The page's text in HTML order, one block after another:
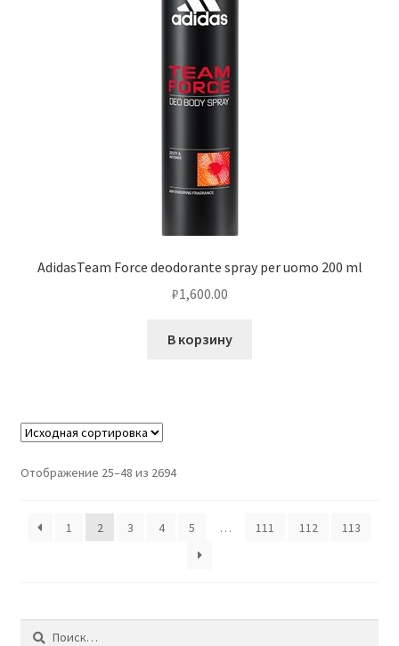
AdidasTeam Force deodorante spray per uomo 200 ml
₽1,600.00
В корзину
Отображение 25–48 из 2694
1 2 3 4 5 … 111 112 113
Найти: